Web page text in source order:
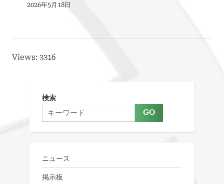
2026年5月18日
Views: 3316
検索
GO
ニュース
掲示板